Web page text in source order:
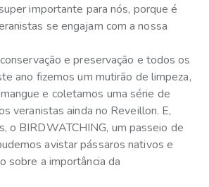
importante para nós, porque é
se engajam com a nossa
e preservação e todos os
ano fizemos um mutirão de limpeza,
e coletamos uma série de
veranistas ainda no Reveillon. E,
o BIRDWATCHING, um passeio de
avistar pássaros nativos e
sobre a importância da